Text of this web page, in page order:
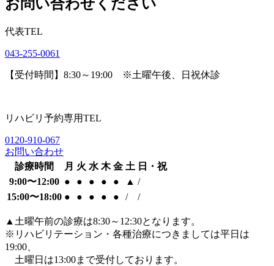
お問い合わせください
代表TEL
043-255-0061
【受付時間】8:30～19:00 ※土曜午後、日祝休診
リハビリ予約専用TEL
0120-910-067
お問い合わせ
診療時間
月 火 水 木 金 土 日・祝
9:00〜12:00 ● ● ● ● ● ▲ /
15:00〜18:00 ● ● ● ● ● / /
▲ 土曜午前の診療は8:30～12:30となります。
※リハビリテーション・各種治療につきましては平日は
19:00、
土曜日は13:00まで受付しております。